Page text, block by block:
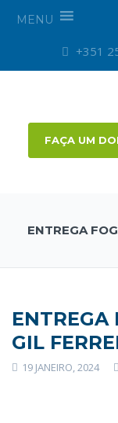
MENU
+351
FAÇA UM
ENTREGA
ENTREGA
GIL
19 JANEIRO, 2024